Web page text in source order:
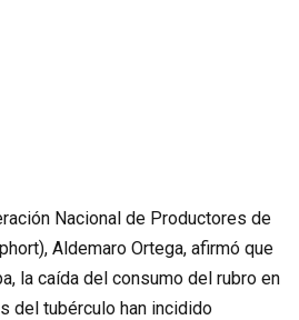
Nacional de Productores de
Aldemaro Ortega, afirmó que
la caída del consumo del rubro en
del tubérculo han incidido